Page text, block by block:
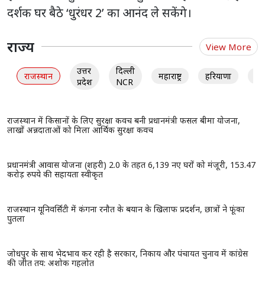
दर्शक घर बैठे ‘धुरंधर 2’ का आनंद ले सकेंगे।
राज्य View More
राजस्थान
उत्तर
प्रदेश
दिल्ली
NCR
महाराष्ट्र हरियाणा
राजस्थान में किसानों के लिए सुरक्षा कवच बनी प्रधानमंत्री फसल बीमा योजना,
लाखों अन्नदाताओं को मिला आर्थिक सुरक्षा कवच
प्रधानमंत्री आवास योजना (शहरी) 2.0 के तहत 6,139 नए घरों को मंजूरी, 153.47
करोड़ रुपये की सहायता स्वीकृत
राजस्थान यूनिवर्सिटी में कंगना रनौत के बयान के खिलाफ प्रदर्शन, छात्रों ने फूंका
पुतला
जोधपुर के साथ भेदभाव कर रही है सरकार, निकाय और पंचायत चुनाव में कांग्रेस
की जीत तय: अशोक गहलोत